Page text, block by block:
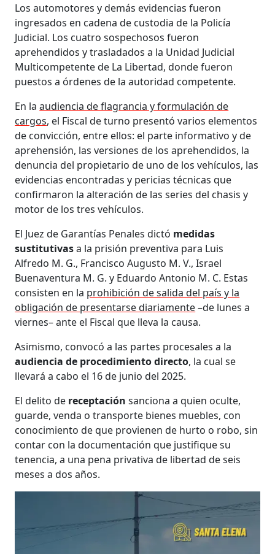
Los automotores y demás evidencias fueron
ingresados en cadena de custodia de la Policía
Judicial. Los cuatro sospechosos fueron
aprehendidos y trasladados a la Unidad Judicial
Multicompetente de La Libertad, donde fueron
puestos a órdenes de la autoridad competente.
En laaudiencia de flagrancia y formulación de
cargos, el Fiscal de turno presentó varios elementos
de convicción, entre ellos: el parte informativo y de
aprehensión, las versiones de los aprehendidos, la
denuncia del propietario de uno de los vehículos, las
evidencias encontradas y pericias técnicas que
confirmaron la alteración de las series del chasis y
motor de los tres vehículos.
El Juez de Garantías Penales dictó medidas
sustitutivasa la prisión preventiva para Luis
Alfredo M. G., Francisco Augusto M. V., Israel
Buenaventura M. G. y Eduardo Antonio M. C. Estas
consisten en la prohibición de salida del país y la
obligación de presentarse diariamente–de lunes a
viernes– ante el Fiscal que lleva la causa.
Asimismo, convocó a las partes procesales a la
audiencia de procedimiento directo, la cual se
llevará a cabo el 16 de junio del 2025.
El delito de receptaciónsanciona a quien oculte,
guarde, venda o transporte bienes muebles, con
conocimiento de que provienen de hurto o robo, sin
contar con la documentación que justifique su
tenencia, a una pena privativa de libertad de seis
meses a dos años.